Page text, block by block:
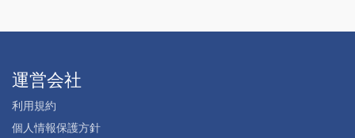
運営会社
利用規約
個人情報保護方針